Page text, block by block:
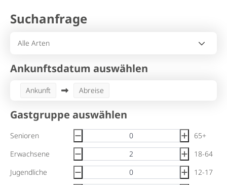
Suchanfrage
Ankunftsdatum auswählen
Ankunft Abreise
Gastgruppe auswählen
Senioren
65+
Erwachsene
18-64
Jugendliche
12-17